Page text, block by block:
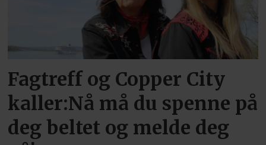
Fagtreff og Copper City
kaller:Nå må du spenne på
deg beltet og melde deg